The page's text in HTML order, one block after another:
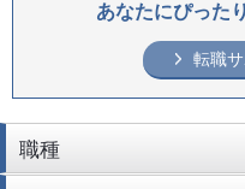
あなたにぴった
転職
職種